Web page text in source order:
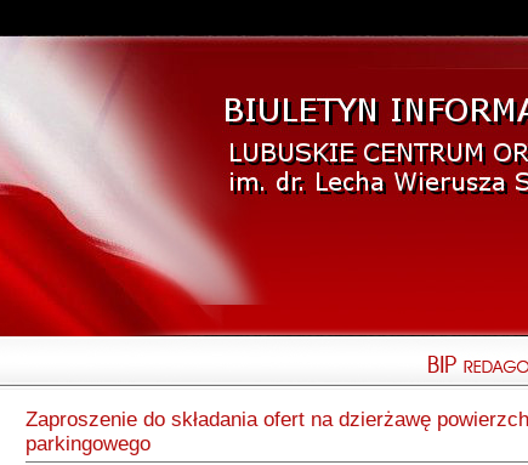
Zaproszenie do składania ofert na dzierżawę
parkingowego